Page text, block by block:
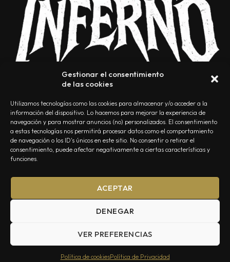
Gestionar el consentimiento
de las cookies
Utilizamos tecnologías como las cookies para almacenar y/o acceder a la
información del dispositivo. Lo hacemos para mejorar la experiencia de
navegación y para mostrar anuncios (no) personalizados. El consentimiento
a estas tecnologías nos permitirá procesar datos como el comportamiento
de navegación o los ID's únicos en este sitio. No consentir o retirar el
consentimiento, puede afectar negativamente a ciertas características y
funciones.
ACEPTAR
DENEGAR
VER PREFERENCIAS
Política de cookiesPolítica de Privacidad
NOSOTROS CONTACTO EDITORIAL POLÍTICA DE PRIVACIDAD
Summa Inferno — Todos los Derechos Reservados © 2026